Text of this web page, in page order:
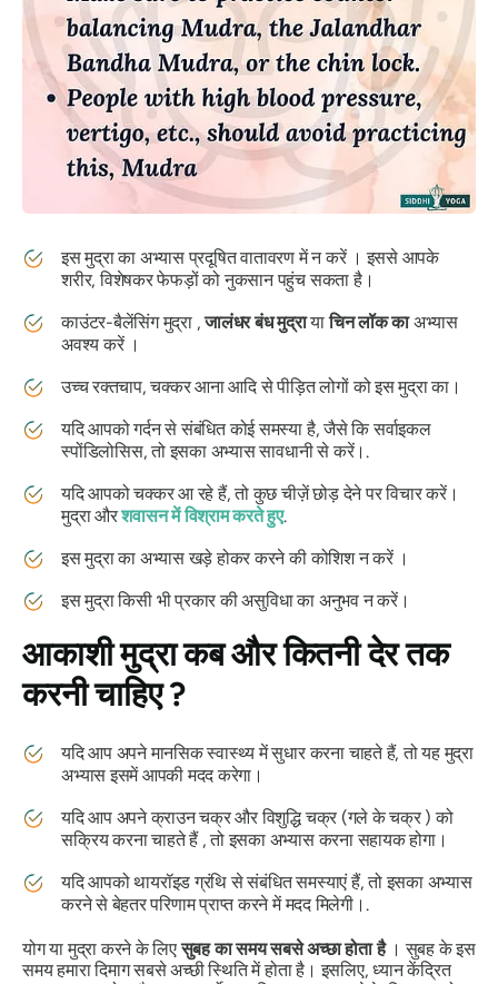
इसमुद्रा का अभ्यास प्रदूषित वातावरण में न करें । इससे आपके
शरीर, विशेषकर फेफड़ों को नुकसान पहुंच सकता है।
काउंटर-बैलेंसिंगमुद्रा,जालंधर बंध मुद्रायाचिन लॉक काअभ्यास
अवश्य करें ।
उच्च रक्तचाप, चक्कर आना आदि से पीड़ित लोगों को इसमुद्रा का ।
यदि आपको गर्दन से संबंधित कोई समस्या है, जैसे कि सर्वाइकल
स्पोंडिलोसिस, तो इसका अभ्यास सावधानी से करें।.
यदि आपको चक्कर आ रहे हैं, तो कुछ चीज़ें छोड़ देने पर विचार करें।
मुद्राऔरशवासनमें विश्राम करते हुए.
इसमुद्रा का अभ्यास खड़े होकर करने की कोशिश न करें ।
इसमुद्राकिसी भी प्रकार की असुविधा का अनुभव न करें।
आकाशी मुद्राकब और कितनी देर तक
करनी चाहिए ?
यदि आप अपने मानसिक स्वास्थ्य में सुधार करना चाहते हैं, तो यहमुद्रा
अभ्यास इसमें आपकी मदद करेगा।
यदि आप अपने क्राउनचक्रऔरविशुद्धि चक्र (गले केचक्र) को
सक्रिय करना चाहते हैं , तो इसका अभ्यास करना सहायक होगा।
यदि आपको थायरॉइड ग्रंथि से संबंधित समस्याएं हैं, तो इसका अभ्यास
करने से बेहतर परिणाम प्राप्त करने में मदद मिलेगी।.
योग यामुद्राकरने के लिएसुबह का समय सबसे अच्छा होता है। सुबह के इस
समय हमारा दिमाग सबसे अच्छी स्थिति में होता है। इसलिए, ध्यान केंद्रित